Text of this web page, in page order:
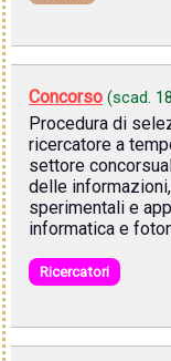
Concorso (scad.
Procedura di
ricercatore a
settore
delle
sperimentali e
informatica e
Ricercatori